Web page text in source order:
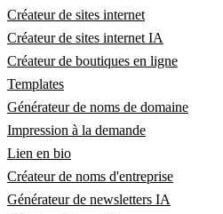
Créateur de sites internet
Créateur de sites internet IA
Créateur de boutiques en ligne
Templates
Générateur de noms de domaine
Impression à la demande
Lien en bio
Créateur de noms d'entreprise
Générateur de newsletters IA